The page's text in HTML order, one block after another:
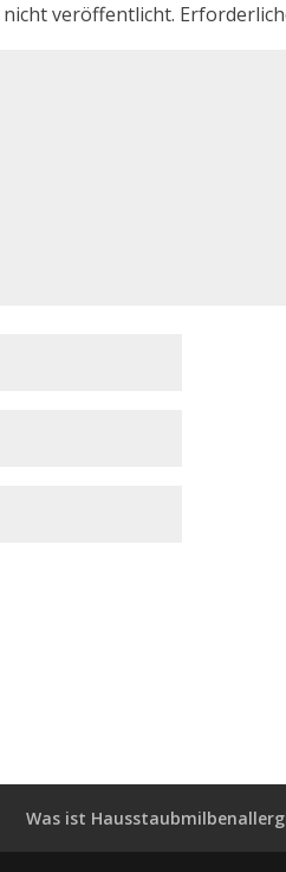
veröffentlicht.
Was ist